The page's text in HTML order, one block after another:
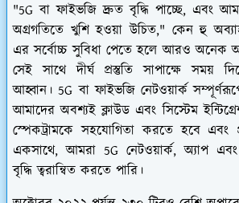
"5G বা ফাইভজি দ্রুত বৃদ্ধি পাচ্ছে, এবং
অগ্রগতিতে খুশি হওয়া উচিত," কেন হু
এর সর্বোচ্চ সুবিধা পেতে হলে আরও অনেক
সেই সাথে দীর্ঘ প্রস্তুতি সাপাক্ষে সময়
আহ্বান। 5G বা ফাইভজি নেটওয়ার্ক
আমাদের অবশ্যই ক্লাউড এবং সিস্টেম
স্পেকট্রামকে সহযোগিতা করতে হবে এবং
একসাথে, আমরা 5G নেটওয়ার্ক, অ্যাপ এবং
বৃদ্ধি ত্বরান্বিত করতে পারি।